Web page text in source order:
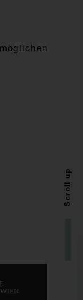
Scroll up